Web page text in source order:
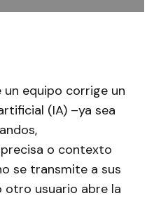
equipo corrige un
(IA) –ya sea
o contexto
se transmite a sus
otro usuario abre la